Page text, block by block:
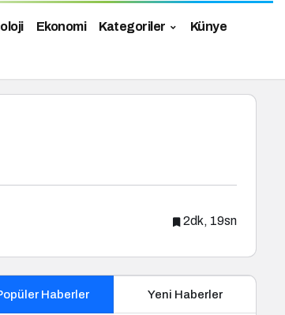
Ekonomi Kategoriler Künye
2dk, 19sn
Haberler Yeni Haberler